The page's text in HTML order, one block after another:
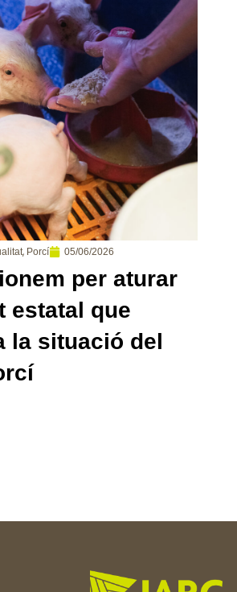
, Porcí 05/06/2026
per aturar
estatal que
la situació del